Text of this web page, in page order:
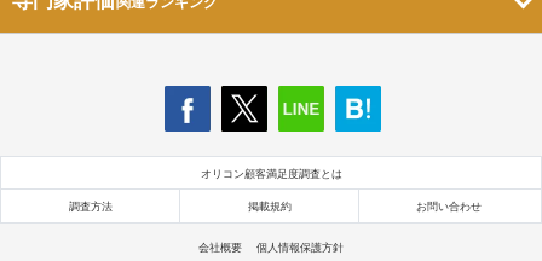
オリコン顧客満足度調査とは
調査方法 掲載規約 お問い合わせ
会社概要 個人情報保護方針